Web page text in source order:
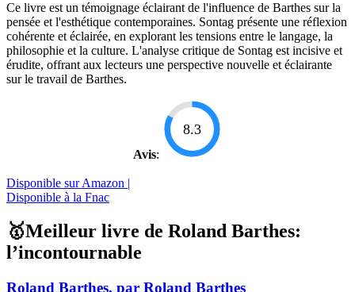
Ce livre est un témoignage éclairant de l'influence de Barthes sur la
pensée et l'esthétique contemporaines. Sontag présente une réflexion
cohérente et éclairée, en explorant les tensions entre le langage, la
philosophie et la culture. L'analyse critique de Sontag est incisive et
érudite, offrant aux lecteurs une perspective nouvelle et éclairante
sur le travail de Barthes.
Avis:
8.3
Disponible sur Amazon |
Disponible à la Fnac
🥇Meilleur livre de Roland Barthes:
l’incontournable
Roland Barthes, par Roland Barthes